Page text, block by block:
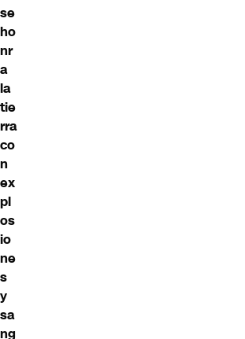
se
ho
nr
a
la
tie
rra
co
n
ex
pl
os
io
ne
s
y
sa
ng